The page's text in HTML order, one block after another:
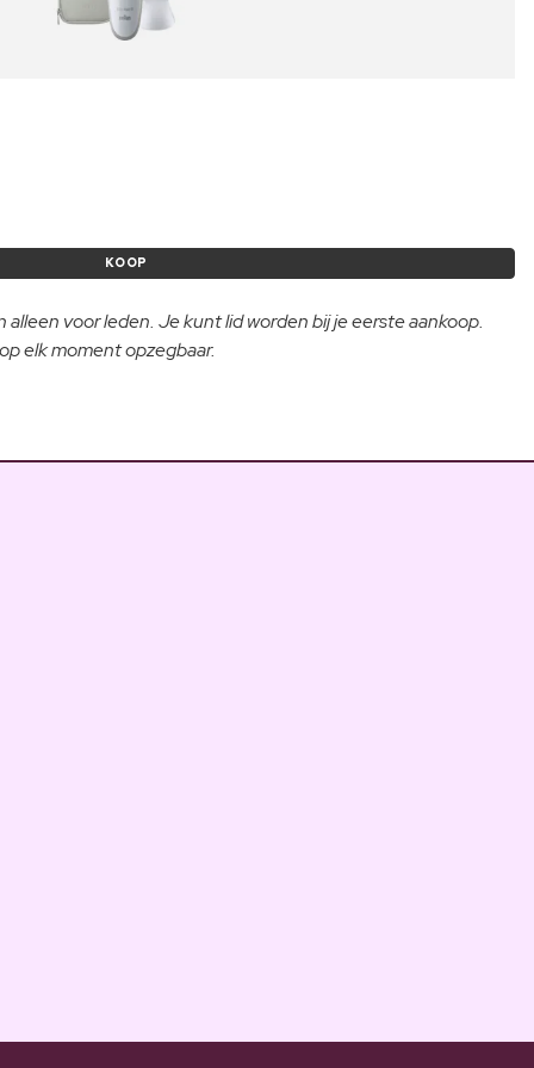
KOOP
voor leden. Je kunt lid worden bij je eerste aankoop.
elk moment opzegbaar.